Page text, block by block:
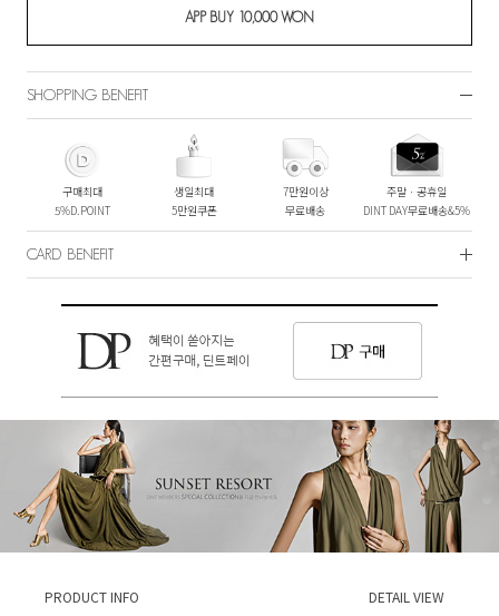
SHOPPING BENEFIT
구매최대
5%D.POINT
생일최대
5만원쿠폰
7만원이상
무료배송
주말ㆍ공휴일
DINT DAY무료배송&5%
CARD BENEFIT
PRODUCT INFO DETAIL VIEW